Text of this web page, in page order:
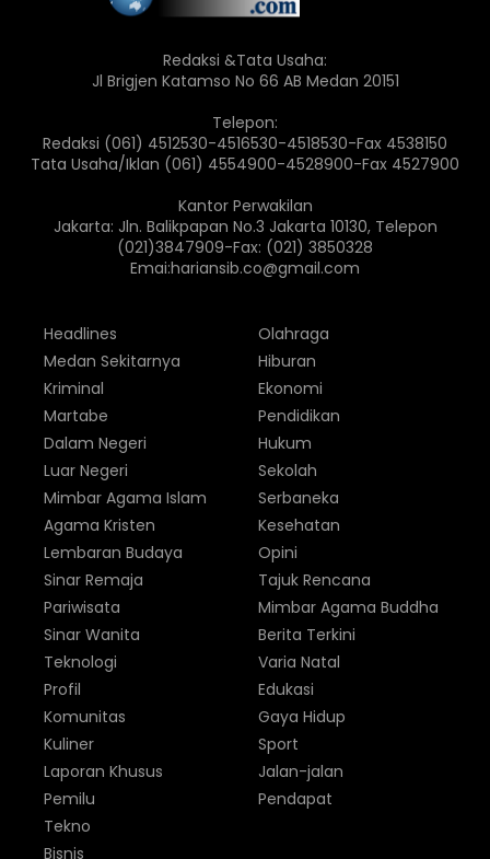
Redaksi &Tata Usaha:
Jl Brigjen Katamso No 66 AB Medan 20151
Telepon:
Redaksi (061) 4512530-4516530-4518530-Fax 4538150
Tata Usaha/Iklan (061) 4554900-4528900-Fax 4527900
Kantor Perwakilan
Jakarta: Jln. Balikpapan No.3 Jakarta 10130, Telepon
(021)3847909-Fax: (021) 3850328
Emai:hariansib.co@gmail.com
Headlines
Medan Sekitarnya
Kriminal
Martabe
Dalam Negeri
Luar Negeri
Olahraga
Hiburan
Ekonomi
Pendidikan
Hukum
Sekolah
Mimbar Agama Islam
Agama Kristen
Lembaran Budaya
Sinar Remaja
Pariwisata
Sinar Wanita
Serbaneka
Kesehatan
Opini
Tajuk Rencana
Mimbar Agama Buddha
Berita Terkini
Teknologi
Profil
Komunitas
Kuliner
Laporan Khusus
Pemilu
Varia Natal
Edukasi
Gaya Hidup
Sport
Jalan-jalan
Pendapat
Tekno
Bisnis